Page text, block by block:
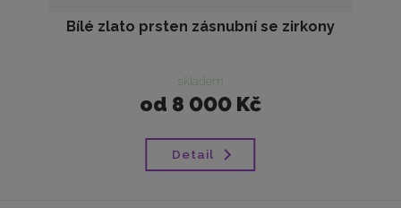
Bílé zlato prsten zásnubní se zirkony
skladem
od 8 000 Kč
Detail